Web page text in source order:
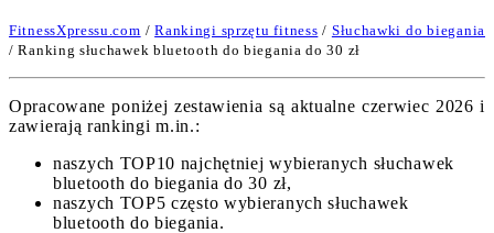
FitnessXpressu.com /Rankingi sprzętu fitness / Słuchawki do biegania
/ Ranking słuchawek bluetooth do biegania do 30 zł
Opracowane poniżej zestawienia są aktualne czerwiec 2026 i
zawierają rankingi m.in.:
naszych TOP10 najchętniej wybieranych słuchawek
bluetooth do biegania do 30 zł,
naszych TOP5 często wybieranych słuchawek
bluetooth do biegania.